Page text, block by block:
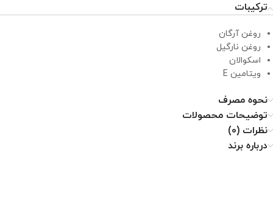
ترکیبات
روغن آرگان
روغن نارگیل
اسکوالان
ویتامین E
نحوه مصرف
توضیحات محصولات
نظرات (0)
درباره برند